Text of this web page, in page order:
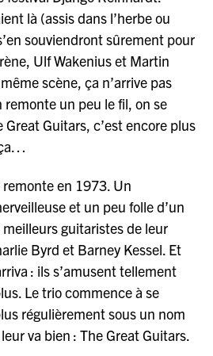
là (assis dans l’herbe ou
souviendront sûrement pour
Ulf Wakenius et Martin
scène, ça n’arrive pas
remonte un peu le fil, on se
Guitars, c’est encore plus
en 1973. Un
et un peu folle d’un
guitaristes de leur
Byrd et Barney Kessel. Et
: ils s’amusent tellement
Le trio commence à se
régulièrement sous un nom
va bien : The Great Guitars.